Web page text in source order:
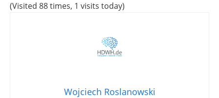
(Visited 88 times, 1 visits today)
Wojciech Roslanowski